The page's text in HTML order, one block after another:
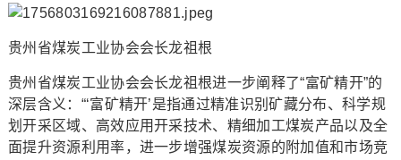
贵州省煤炭工业协会会长龙祖根
贵州省煤炭工业协会会长龙祖根进一步阐释了“富矿精开”的
深层含义：“‘富矿精开’是指通过精准识别矿藏分布、科学规
划开采区域、高效应用开采技术、精细加工煤炭产品以及全
面提升资源利用率，进一步增强煤炭资源的附加值和市场竞